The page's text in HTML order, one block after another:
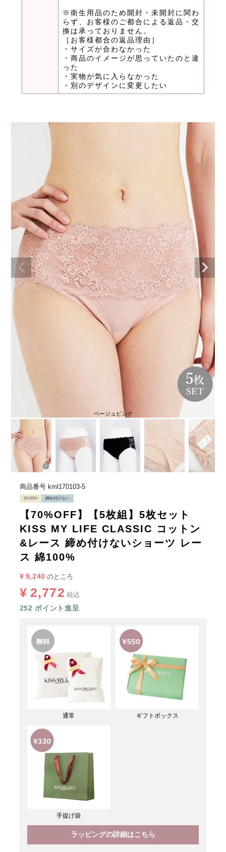
※衛生用品のため開封・未開封に関わ
らず、お客様のご都合による返品・交
換は承っておりません。
［お客様都合の返品理由］
・サイズが合わなかった
・商品のイメージが思っていたのと違
った
・実物が気に入らなかった
・別のデザインに変更したい
ベージュピンク
商品番号 kml170103-5
綿100% 締め付けない
【70%OFF】【5枚組】5枚セット
KISS MY LIFE CLASSIC コットン
&レース 締め付けないショーツ レー
ス 綿100%
¥ 9,240 のところ
¥ 2,772 税込
252 ポイント進呈
通常 ギフトボックス
手提げ袋
ラッピングの詳細はこちら